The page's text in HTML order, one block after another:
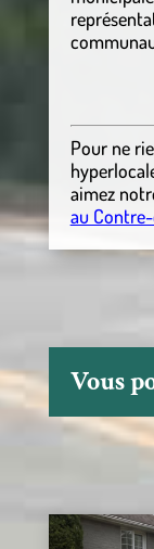
Pour ne
aimez
au
Vous